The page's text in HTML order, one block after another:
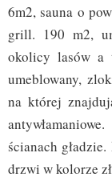
6m2, sauna o
grill. 190 m2,
okolicy lasów a
umeblowany,
na której
ścianach
drzwi w kolorze